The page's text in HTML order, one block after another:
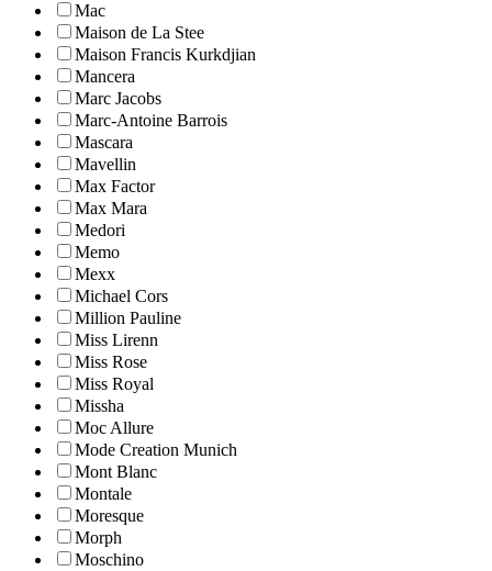
Mac
Maison de La Stee
Maison Francis Kurkdjian
Mancera
Marc Jacobs
Marc-Antoine Barrois
Mascara
Mavellin
Max Factor
Max Mara
Medori
Memo
Mexx
Michael Cors
Million Pauline
Miss Lirenn
Miss Rose
Miss Royal
Missha
Moc Allure
Mode Creation Munich
Mont Blanc
Montale
Moresque
Morph
Moschino